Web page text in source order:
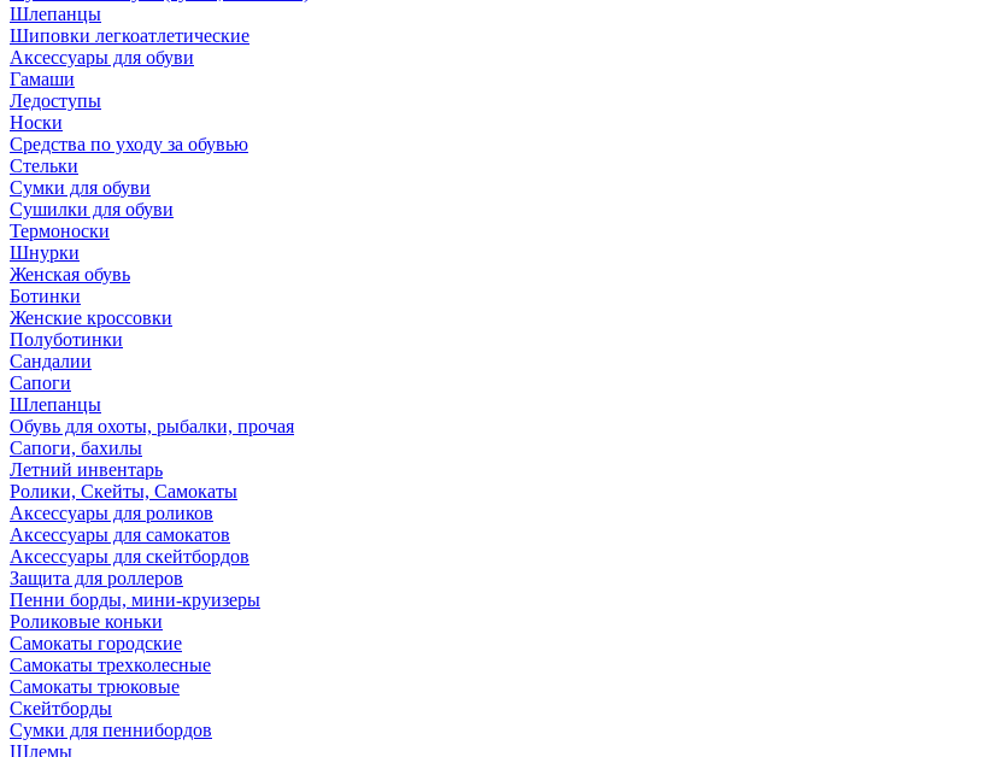
Шлепанцы
Шиповки легкоатлетические
Аксессуары для обуви
Гамаши
Ледоступы
Носки
Средства по уходу за обувью
Стельки
Сумки для обуви
Сушилки для обуви
Термоноски
Шнурки
Женская обувь
Ботинки
Женские кроссовки
Полуботинки
Сандалии
Сапоги
Шлепанцы
Обувь для охоты, рыбалки, прочая
Сапоги, бахилы
Летний инвентарь
Ролики, Скейты, Самокаты
Аксессуары для роликов
Аксессуары для самокатов
Аксессуары для скейтбордов
Защита для роллеров
Пенни борды, мини-круизеры
Роликовые коньки
Самокаты городские
Самокаты трехколесные
Самокаты трюковые
Скейтборды
Сумки для пеннибордов
Шлемы